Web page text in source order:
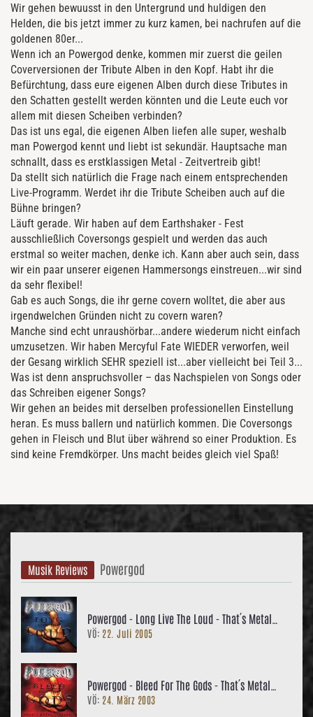
Wir gehen bewuusst in den Untergrund und huldigen den
Helden, die bis jetzt immer zu kurz kamen, bei nachrufen auf die
goldenen 80er...
Wenn ich an Powergod denke, kommen mir zuerst die geilen
Coverversionen der Tribute Alben in den Kopf. Habt ihr die
Befürchtung, dass eure eigenen Alben durch diese Tributes in
den Schatten gestellt werden könnten und die Leute euch vor
allem mit diesen Scheiben verbinden?
Das ist uns egal, die eigenen Alben liefen alle super, weshalb
man Powergod kennt und liebt ist sekundär. Hauptsache man
schnallt, dass es erstklassigen Metal - Zeitvertreib gibt!
Da stellt sich natürlich die Frage nach einem entsprechenden
Live-Programm. Werdet ihr die Tribute Scheiben auch auf die
Bühne bringen?
Läuft gerade. Wir haben auf dem Earthshaker - Fest
ausschließlich Coversongs gespielt und werden das auch
erstmal so weiter machen, denke ich. Kann aber auch sein, dass
wir ein paar unserer eigenen Hammersongs einstreuen...wir sind
da sehr flexibel!
Gab es auch Songs, die ihr gerne covern wolltet, die aber aus
irgendwelchen Gründen nicht zu covern waren?
Manche sind echt unraushörbar...andere wiederum nicht einfach
umzusetzen. Wir haben Mercyful Fate WIEDER verworfen, weil
der Gesang wirklich SEHR speziell ist...aber vielleicht bei Teil 3...
Was ist denn anspruchsvoller – das Nachspielen von Songs oder
das Schreiben eigener Songs?
Wir gehen an beides mit derselben professionellen Einstellung
heran. Es muss ballern und natürlich kommen. Die Coversongs
gehen in Fleisch und Blut über während so einer Produktion. Es
sind keine Fremdkörper. Uns macht beides gleich viel Spaß!
Musik Reviews Powergod
Powergod - Long Live The Loud - That´s Metal
Lesson II
VÖ: 22. Juli 2005
Powergod - Bleed For The Gods - That´s Metal
Lesson 1
VÖ: 24. März 2003